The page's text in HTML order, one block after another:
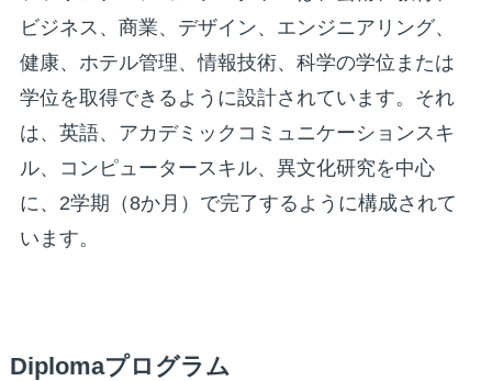
ビジネス、商業、デザイン、エンジニアリング、
健康、ホテル管理、情報技術、科学の学位または
学位を取得できるように設計されています。それ
は、英語、アカデミックコミュニケーションスキ
ル、コンピュータースキル、異文化研究を中心
に、2学期（8か月）で完了するように構成されて
います。
Diplomaプログラム